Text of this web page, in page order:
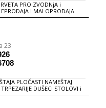
PROIZVODNjA i
i MALOPRODAJA
AMBIJENT KUHINjE
23
PLOČASTI NAMEŠTAJ
DUŠECI STOLOVI i